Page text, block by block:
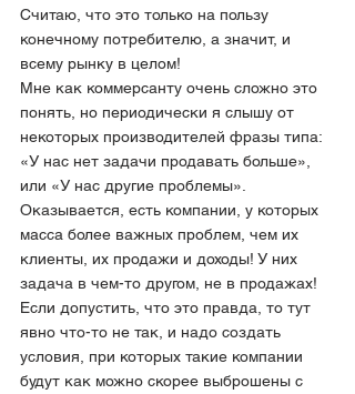
Считаю, что это только на пользу
конечному потребителю, а значит, и
всему рынку в целом!
Мне как коммерсанту очень сложно это
понять, но периодически я слышу от
некоторых производителей фразы типа:
«У нас нет задачи продавать больше»,
или «У нас другие проблемы».
Оказывается, есть компании, у которых
масса более важных проблем, чем их
клиенты, их продажи и доходы! У них
задача в чем-то другом, не в продажах!
Если допустить, что это правда, то тут
явно что-то не так, и надо создать
условия, при которых такие компании
будут как можно скорее выброшены с